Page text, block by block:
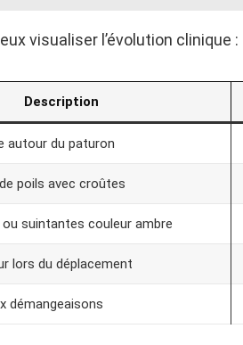
visualiser l’évolution clinique :
Description
autour du paturon
poils avec croûtes
suintantes couleur ambre
lors du déplacement
démangeaisons